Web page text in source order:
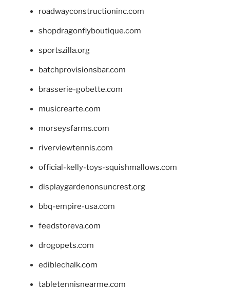
roadwayconstructioninc.com
shopdragonflyboutique.com
sportszilla.org
batchprovisionsbar.com
brasserie-gobette.com
musicrearte.com
morseysfarms.com
riverviewtennis.com
official-kelly-toys-squishmallows.com
displaygardenonsuncrest.org
bbq-empire-usa.com
feedstoreva.com
drogopets.com
ediblechalk.com
tabletennisnearme.com